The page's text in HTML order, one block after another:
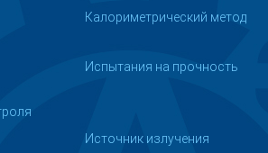
Калориметрический метод
Испытания на прочность
Источник излучения